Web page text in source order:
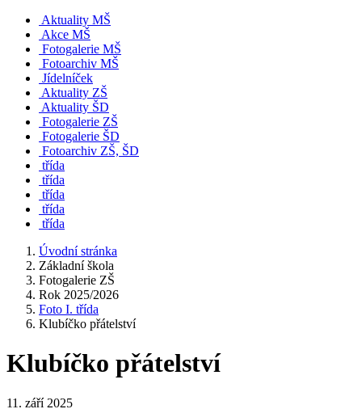
Aktuality MŠ
Akce MŠ
Fotogalerie MŠ
Fotoarchiv MŠ
Jídelníček
Aktuality ZŠ
Aktuality ŠD
Fotogalerie ZŠ
Fotogalerie ŠD
Fotoarchiv ZŠ, ŠD
třída
třída
třída
třída
třída
Úvodní stránka
Základní škola
Fotogalerie ZŠ
Rok 2025/2026
Foto I. třída
Klubíčko přátelství
Klubíčko přátelství
11. září 2025